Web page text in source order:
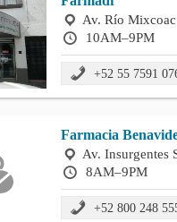
Av. Río
10AM–9PM
+52 55 7591
Farmacia
Av. Insurgentes
8AM–9PM
+52 800 248